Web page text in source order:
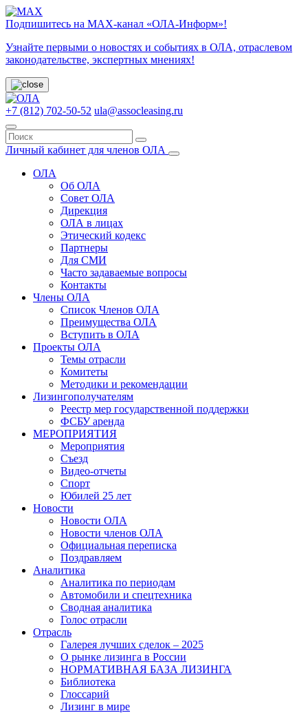
Подпишитесь на МАХ-канал «ОЛА-Информ»!
Узнайте первыми о новостях и событиях в ОЛА, отраслевом
законодательстве, экспертных мнениях!
+7 (812) 702-50-52 ula@assocleasing.ru
Личный кабинет для членов ОЛА
ОЛА
Об ОЛА
Совет ОЛА
Дирекция
ОЛА в лицах
Этический кодекс
Партнеры
Для СМИ
Часто задаваемые вопросы
Контакты
Члены ОЛА
Список Членов ОЛА
Преимущества ОЛА
Вступить в ОЛА
Проекты ОЛА
Темы отрасли
Комитеты
Методики и рекомендации
Лизингополучателям
Реестр мер государственной поддержки
ФСБУ аренда
МЕРОПРИЯТИЯ
Мероприятия
Съезд
Видео-отчеты
Спорт
Юбилей 25 лет
Новости
Новости ОЛА
Новости членов ОЛА
Официальная переписка
Поздравляем
Аналитика
Аналитика по периодам
Автомобили и спецтехника
Сводная аналитика
Голос отрасли
Отрасль
Галерея лучших сделок – 2025
О рынке лизинга в России
НОРМАТИВНАЯ БАЗА ЛИЗИНГА
Библиотека
Глоссарий
Лизинг в мире